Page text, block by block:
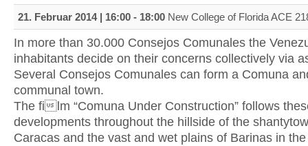
21. Februar 2014 | 16:00 - 18:00 New College of Florida ACE
In more than 30.000 Consejos Comunales the
inhabitants decide on their concerns collectively via
Several Consejos Comunales can form a Comuna
communal town.
The film “Comuna Under Construction” follows
developments throughout the hillside of the
Caracas and the vast and wet plains of Barinas in the